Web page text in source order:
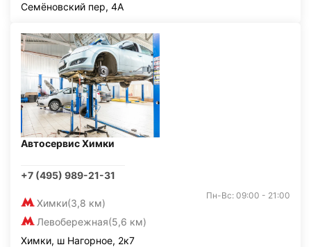
Семёновский пер, 4А
Автосервис Химки
+7 (495) 989-21-31
Химки(3,8 км)
Левобережная(5,6 км)
Пн-Вс: 09:00 - 21:00
Химки, ш Нагорное, 2к7